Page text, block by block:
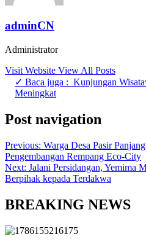
adminCN
Administrator
Visit Website View All Posts
✓ Baca juga : Kunjungan
Meningkat
Post navigation
Previous: Warga Desa Pasir
Pengembangan Rempang Eco-City
Next: Jalani Persidangan, Yemima
Berpihak kepada Terdakwa
BREAKING NEWS